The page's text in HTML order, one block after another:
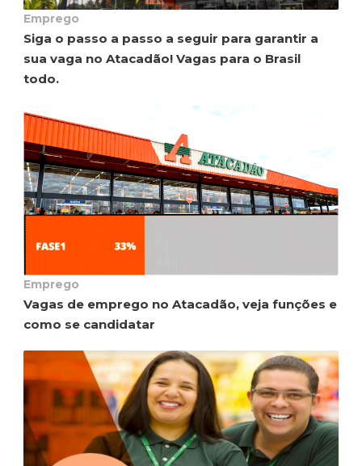
Emprego
Siga o passo a passo a seguir para garantir a
sua vaga no Atacadão! Vagas para o Brasil
todo.
Emprego
Vagas de emprego no Atacadão, veja funções e
como se candidatar